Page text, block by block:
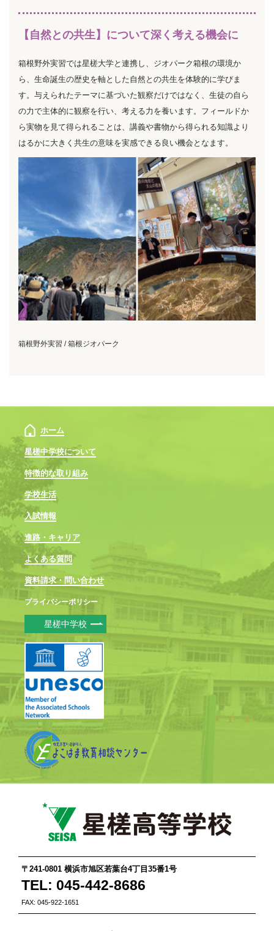
【自然との共生】について深く考える機会に
箱根野外実習では星槎大学と連携し、ジオパーク箱根の環境か
ら、生命誕生の歴史を軸とした自然との共生を体験的に学びま
す。与えられたテーマに基づいた観察だけではなく、生徒の自ら
の力で主体的に観察を行い、考える力を養います。フィールドか
ら実物を見て得られることは、講義や書物から得られる知識より
はるかに大きく共生の意味を実感できる良い機会となます。
箱根野外実習 / 箱根ジオパーク
ホーム
星槎中学校について
特徴的な取り組み
学校生活
入試情報
進路・キャリア
よくある質問
資料請求・問い合わせ
プライバシーポリシー
星槎中学校
〒241-0801 横浜市旭区若葉台4丁目35番1号
TEL: 045-442-8686
FAX: 045-922-1651